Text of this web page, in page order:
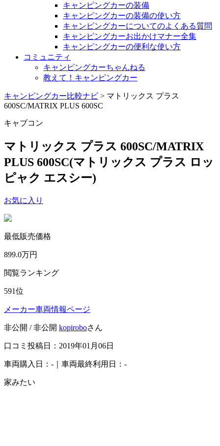
キャンピングカーの装備
キャンピングカーの装備の使い方
キャンピングカーについてのよくある質問
キャンピングカーお出かけマナー全集
キャンピングカーの便利な使い方
コミュニティ
キャンピングカーちゃんねる
教えて！キャンピングカー
キャンピングカー比較ナビ > マトリックス プラス
600SC/MATRIX PLUS 600SC
キャブコン
マトリックス プラス 600SC/MATRIX
PLUS 600SC(マトリックス プラス ロッ
ピャク エスシー)
お気に入り
最低販売価格
899.0万円
閲覧ランキング
591位
メーカー車両情報ページ
非公開 / 非公開 kopiroboさん
口コミ投稿日：2019年01月06日
車両購入日：-｜車両最終利用日：-
家みたい